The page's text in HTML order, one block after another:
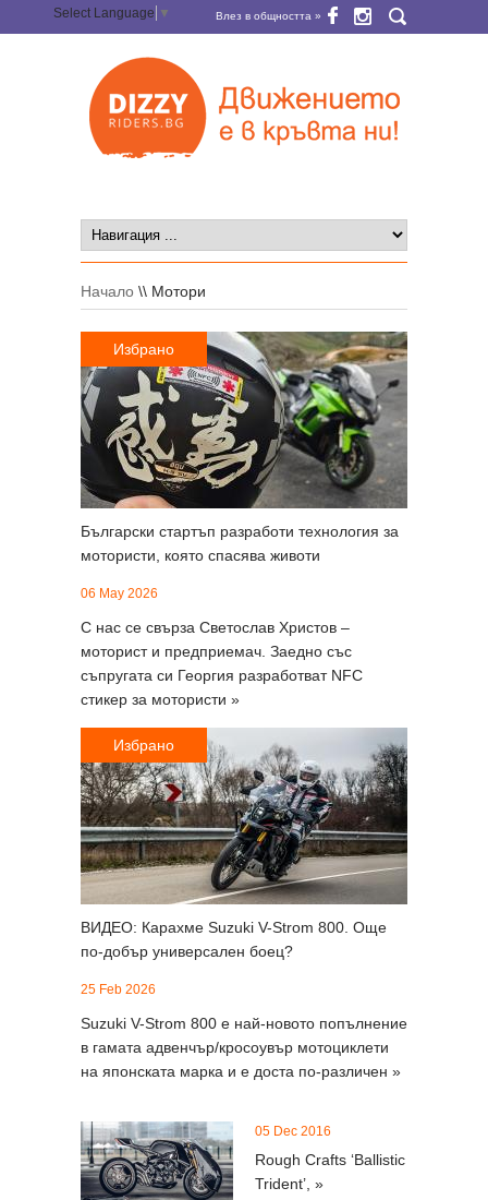
Select Language ▼ Влез в общността »
Начало \\ Мотори
Избрано
Български стартъп разработи технология за
мотористи, която спасява животи
06 May 2026
С нас се свърза Светослав Христов –
моторист и предприемач. Заедно със
съпругата си Георгия разработват NFC
стикер за мотористи »
Избрано
ВИДЕО: Карахме Suzuki V-Strom 800. Още
по-добър универсален боец?
25 Feb 2026
Suzuki V-Strom 800 е най-новото попълнение
в гамата адвенчър/кросоувър мотоциклети
на японската марка и е доста по-различен »
05 Dec 2016
Rough Crafts ‘Ballistic
Trident’, »